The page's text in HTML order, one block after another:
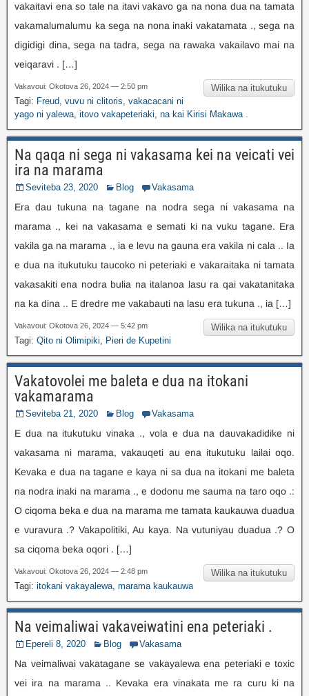
vakaitavi ena so tale na itavi vakavo ga na nona dua na tamata
vakamalumalumu ka sega na nona inaki vakatamata ., sega na
digidigi dina, sega na tadra, sega na rawaka vakailavo mai na
veiqaravi . […]
Wilika na itukutuku
Vakavoui: Okotova 26, 2024 — 2:50 pm
Tagi: Freud, vuvu ni clitoris, vakacacani ni
yago ni yalewa, itovo vakapeteriaki, na kai Kirisi Makawa .
Na qaqa ni sega ni vakasama kei na veicati vei
ira na marama
Seviteba 23, 2020 Blog Vakasama
Era dau tukuna na tagane na nodra sega ni vakasama na
marama ., kei na vakasama e semati ki na vuku tagane. Era
vakila ga na marama ., ia e levu na gauna era vakila ni cala .. Ia
e dua na itukutuku taucoko ni peteriaki e vakaraitaka ni tamata
vakasakiti ena nodra bulia na italanoa lasu ra qai vakatanitaka
na ka dina .. E dredre me vakabauti na lasu era tukuna ., ia […]
Wilika na itukutuku
Vakavoui: Okotova 26, 2024 — 5:42 pm
Tagi: Qito ni Olimipiki, Pieri de Kupetini
Vakatovolei me baleta e dua na itokani
vakamarama
Seviteba 21, 2020 Blog Vakasama
E dua na itukutuku vinaka ., vola e dua na dauvakadidike ni
vakasama ni marama, vakauqeti au ena itukutuku lailai oqo.
Kevaka e dua na tagane e kaya ni sa dua na itokani me baleta
na nodra inaki na marama ., e dodonu me sauma na taro oqo .:
O ciqoma beka e dua na marama me tamata kaukauwa duadua
e vuravura .? Vakapolitiki, Au kaya. Na vutuniyau duadua .? O
sa ciqoma beka oqori . […]
Wilika na itukutuku
Vakavoui: Okotova 26, 2024 — 2:48 pm
Tagi: itokani vakayalewa, marama kaukauwa
Na veimaliwai vakaveiwatini ena peteriaki .
Epereli 8, 2020 Blog Vakasama
Na veimaliwai vakatagane se vakayalewa ena peteriaki e toxic
vei ira na marama .. Kevaka era vinakata me ra curu ki na